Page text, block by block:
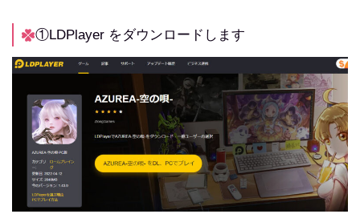
①LDPlayer をダウンロードします